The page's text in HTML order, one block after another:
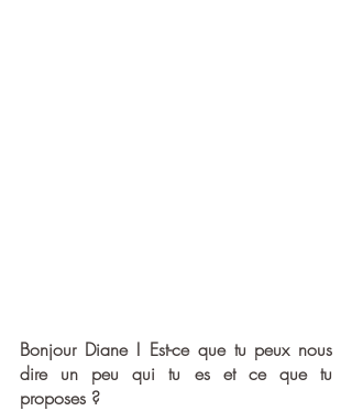
Bonjour Diane ! Est-ce que tu peux nous
dire un peu qui tu es et ce que tu
proposes ?